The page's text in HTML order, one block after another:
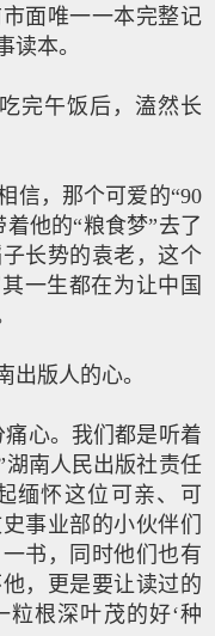
面唯一一本完整记
读本。
完午饭后，溘然长
信，那个可爱的“90
他的“粮食梦”去了
长势的袁老，这个
一生都在为让中国
出版人的心。
心。我们都是听着
南人民出版社责任
缅怀这位可亲、可
事业部的小伙伴们
书，同时他们也有
，更是要让读过的
根深叶茂的好‘种